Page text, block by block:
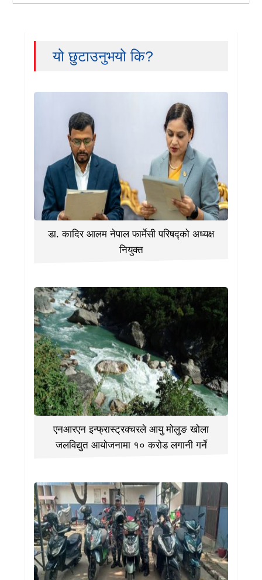
यो छुटाउनुभयो कि?
डा. कादिर आलम नेपाल फार्मेसी परिषद्को अध्यक्ष
नियुक्त
एनआरएन इन्फ्रास्ट्रक्चरले आयु मोलुङ खोला
जलविद्युत आयोजनामा १० करोड लगानी गर्ने